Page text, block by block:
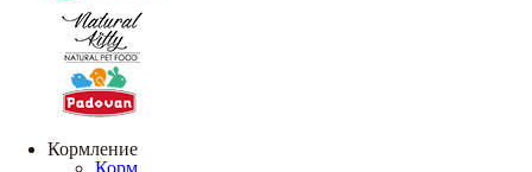
Кормление
Корм